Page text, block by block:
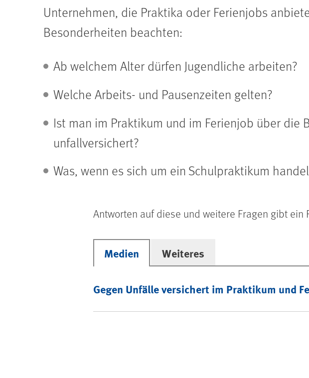
Unternehmen, die Praktika oder Ferienjobs
Besonderheiten beachten:
Ab welchem Alter dürfen Jugendliche arbeiten?
Welche Arbeits- und Pausenzeiten gelten?
Ist man im Praktikum und im Ferienjob über die
unfallversichert?
Was, wenn es sich um ein Schulpraktikum
Antworten auf diese und weitere Fragen gibt
Medien
Gegen Unfälle versichert im Praktikum und
Weiteres